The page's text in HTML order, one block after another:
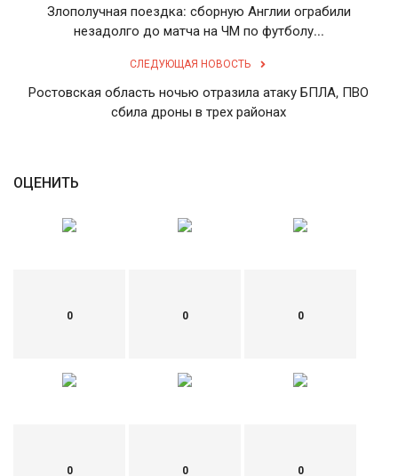
Русский
Злополучная поездка: сборную Англии ограбили
незадолго до матча на ЧМ по футболу...
СЛЕДУЮЩАЯ НОВОСТЬ
Ростовская область ночью отразила атаку БПЛА, ПВО
сбила дроны в трех районах
ОЦЕНИТЬ
0 0 0
0 0 0